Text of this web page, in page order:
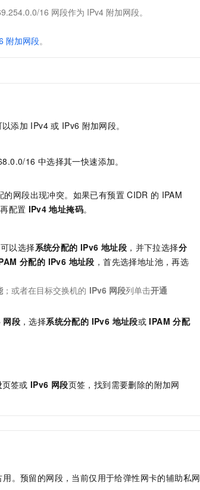
16 网段作为 IPv4 附加网段。
附加网段。
添加 IPv4 或 IPv6 附加网段。
16 中选择其一快速添加。
的网段出现冲突。如果已有预置 CIDR 的 IPAM
配置 IPv4 地址掩码。
可以选择系统分配的 IPv6 地址段 ，并下拉选择分
分配的 IPv6 地址段 ，首先选择地址池，再选
；或者在目标交换机的 IPv6 网段列单击开通
网段 ，选择系统分配的 IPv6 地址段或 IPAM 分配
页签或 IPv6 网段页签，找到需要删除的附加网
。预留的网段，当前仅用于给弹性网卡的辅助私网